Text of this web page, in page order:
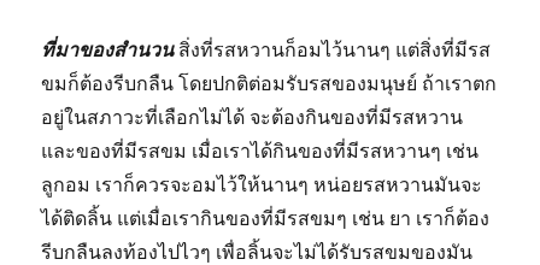
ที่มาของสำนวนสิ่งที่รสหวานก็อมไว้นานๆ แต่สิ่งที่มีรส
ขมก็ต้องรีบกลืน โดยปกติต่อมรับรสของมนุษย์ ถ้าเราตก
อยู่ในสภาวะที่เลือกไม่ได้ จะต้องกินของที่มีรสหวาน
และของที่มีรสขม เมื่อเราได้กินของที่มีรสหวานๆ เช่น
ลูกอม เราก็ควรจะอมไว้ให้นานๆ หน่อยรสหวานมันจะ
ได้ติดลิ้น แต่เมื่อเรากินของที่มีรสขมๆ เช่น ยา เราก็ต้อง
รีบกลืนลงท้องไปไวๆ เพื่อลิ้นจะไม่ได้รับรสขมของมัน